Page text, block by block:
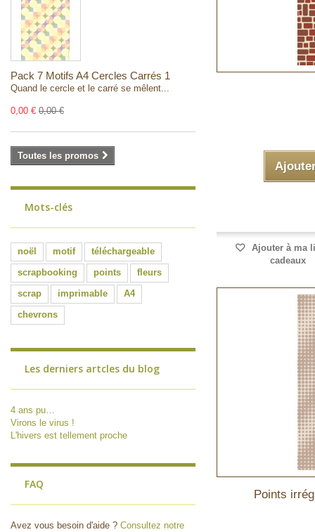
Pack 7 Motifs A4 Cercles Carrés 1
Quand le cercle et le carré se mêlent...
0,00 € 0,00 €
Toutes les promos
Mots-clés
noël motif
téléchargeable
scrapbooking
points
fleurs
scrap
imprimable
A4
chevrons
Les derniers artcles du blog
4 ans pu…
Virons le virus !
L'hivers est tellement proche
FAQ
Avez vous besoin d'aide ? Consultez notre
Ajouter à ma
cadeaux
Points